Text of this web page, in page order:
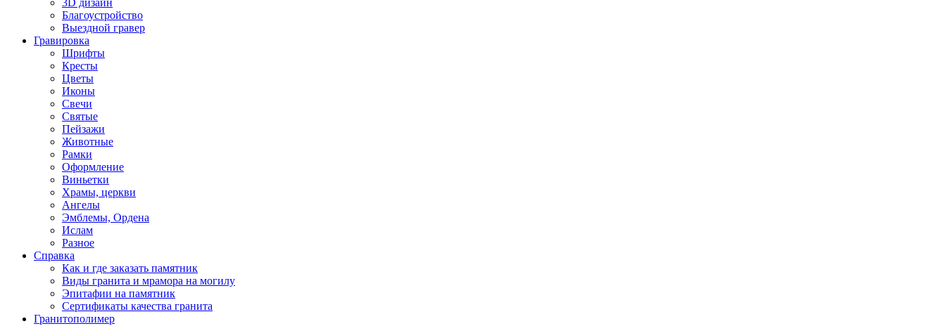
3D дизайн
Благоустройство
Выездной гравер
Гравировка
Шрифты
Кресты
Цветы
Иконы
Свечи
Святые
Пейзажи
Животные
Рамки
Оформление
Виньетки
Храмы, церкви
Ангелы
Эмблемы, Ордена
Ислам
Разное
Справка
Как и где заказать памятник
Виды гранита и мрамора на могилу
Эпитафии на памятник
Сертификаты качества гранита
Гранитополимер